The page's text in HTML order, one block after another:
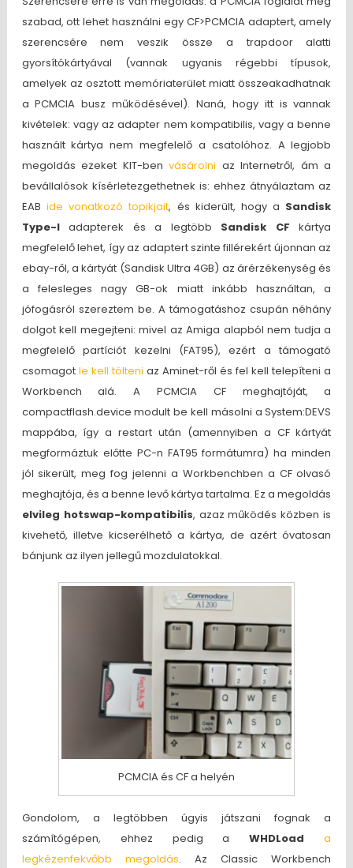
szabad, ott lehet használni egy CF>PCMCIA adaptert, amely
szerencsére nem veszik össze a trapdoor alatti
gyorsítókártyával (vannak ugyanis régebbi típusok,
amelyek az osztott memóriaterület miatt összeakadhatnak
a PCMCIA busz működésével). Naná, hogy itt is vannak
kivételek: vagy az adapter nem kompatibilis, vagy a benne
használt kártya nem megfelelő a csatolóhoz. A legjobb
megoldás ezeket KIT-benvásárolni az Internetről, ám a
bevállalósok kísérletezgethetnek is: ehhez átnyálaztam az
EAB ide vonatkozó topikjait, és kiderült, hogy a Sandisk
Type-Iadapterek és a legtöbb Sandisk CF kártya
megfelelő lehet, így az adaptert szinte fillérekért újonnan az
ebay-ről, a kártyát (Sandisk Ultra 4GB) az árérzékenység és
a felesleges nagy GB-ok miatt inkább használtan, a
jófogásról szereztem be. A támogatáshoz csupán néhány
dolgot kell megejteni: mivel az Amiga alapból nem tudja a
megfelelő partíciót kezelni (FAT95), ezért a támogató
csomagot le kell tölteni az Aminet-ről és fel kell telepíteni a
Workbench alá. A PCMCIA CF meghajtóját, a
compactflash.device modult be kell másolni a System:DEVS
mappába, így a restart után (amennyiben a CF kártyát
megformáztuk előtte PC-n FAT95 formátumra) ha minden
jól sikerült, meg fog jelenni a Workbenchben a CF olvasó
meghajtója, és a benne levő kártya tartalma. Ez a megoldás
elvileg hotswap-kompatibilis, azaz működés közben is
kivehető, illetve kicserélhető a kártya, de azért óvatosan
bánjunk az ilyen jellegű mozdulatokkal.
PCMCIA és CF a helyén
Gondolom, a legtöbben úgyis játszani fognak a
számítógépen, ehhez pedig aWHDLoad
a
legkézenfekvőbb megoldás. Az Classic Workbench